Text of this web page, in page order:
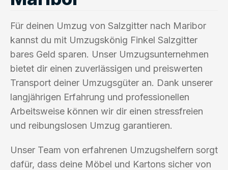
Für deinen Umzug von Salzgitter nach Maribor
kannst du mit Umzugskönig Finkel Salzgitter
bares Geld sparen. Unser Umzugsunternehmen
bietet dir einen zuverlässigen und preiswerten
Transport deiner Umzugsgüter an. Dank unserer
langjährigen Erfahrung und professionellen
Arbeitsweise können wir dir einen stressfreien
und reibungslosen Umzug garantieren.
Unser Team von erfahrenen Umzugshelfern sorgt
dafür, dass deine Möbel und Kartons sicher von